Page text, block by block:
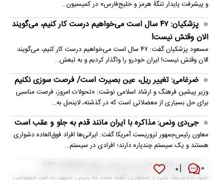
۰ ۰
و پیشرفت پایدار تنگۀ هرمز و خلیج‌فارس» در کمیسیون…
پزشکیان: ۴۷ سال است می‌خواهیم درست کار کنیم، می‌گویند
الان وقتش نیست!
مسعود پزشکیان گفت: ۴۷ سال است می‌خواهیم درست کار کنیم، می‌گویند
الان وقتش نیست! ایران خودرو را واگذار کردیم و به تبعش…
ضرغامی: تغییر ریل، عین بصیرت است/ فرصت سوزی نکنیم
وزیر پیشین فرهنگ و ارشاد اسلامی نوشت: «تحولات امروز، فرصت مناسبی
برای حل بسیاری از معضلاتی‌ است که در گذشته، لاینحل به…
جی‌دی ونس: مذاکره با ایران مانند قدم به جلو و عقب است
معاون رئیس‌جمهور تروریست آمریکا گفت: ایرانی‌ها افراد فوق‌العاده دشواری
هستند و یک سیستم چندپاره دارند؛ افرادی در سیستم…
حمایت ترامپ از جی دی ونس برای انتخابات ۲۰۲۸
طبق گزارش‌ها، یکی از مشاوران گفته است که رئیس جمهور به طور خصوصی